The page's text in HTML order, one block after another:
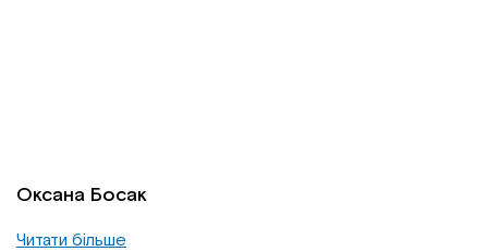
Оксана Босак
Читати більше